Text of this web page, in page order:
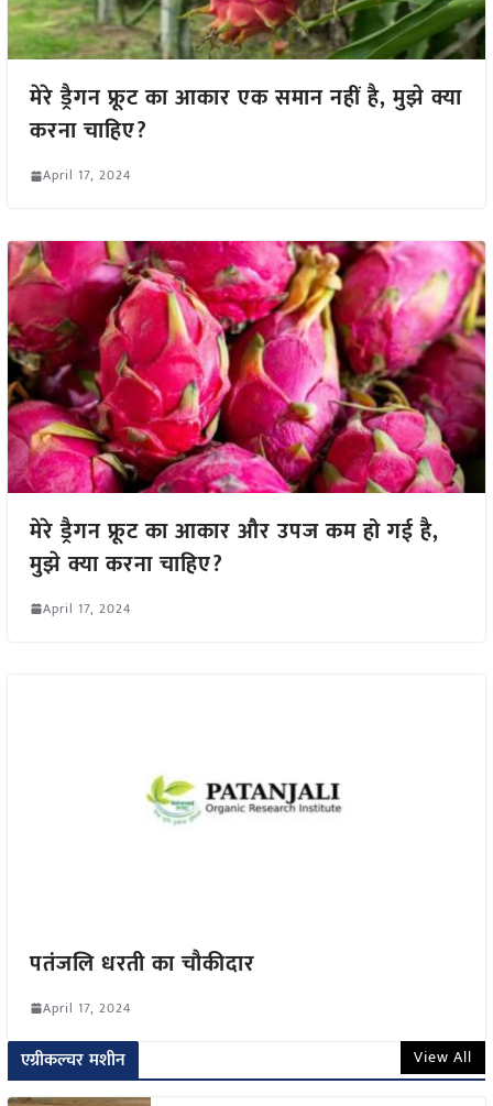
मेरे ड्रैगन फ्रूट का आकार एक समान नहीं है, मुझे क्या
करना चाहिए?
April 17, 2024
मेरे ड्रैगन फ्रूट का आकार और उपज कम हो गई है,
मुझे क्या करना चाहिए?
April 17, 2024
पतंजलि धरती का चौकीदार
April 17, 2024
एग्रीकल्चर मशीन View All